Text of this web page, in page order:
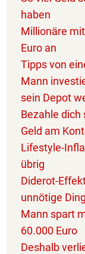
haben
Millionäre
Euro an
Tipps von
Mann
sein Depot
Bezahle
Geld am
Lifestyle-
übrig
Diderot-
unnötige
Mann spart
60.000 Euro
Deshalb